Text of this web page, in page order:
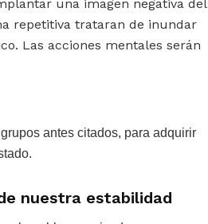
una imagen negativa del
repetitiva trataran de inundar
Las acciones mentales serán
antes citados, para adquirir
nuestra estabilidad